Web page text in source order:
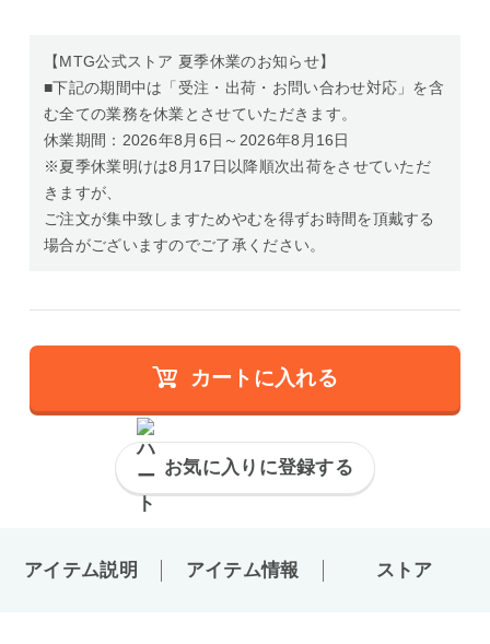
【MTG公式ストア 夏季休業のお知らせ】
■下記の期間中は「受注・出荷・お問い合わせ対応」を含
む全ての業務を休業とさせていただきます。
休業期間：2026年8月6日～2026年8月16日
※夏季休業明けは8月17日以降順次出荷をさせていただ
きますが、
ご注文が集中致しますためやむを得ずお時間を頂戴する
場合がございますのでご了承ください。
カートに入れる
お気に入りに登録する
アイテム説明 アイテム情報 ストア